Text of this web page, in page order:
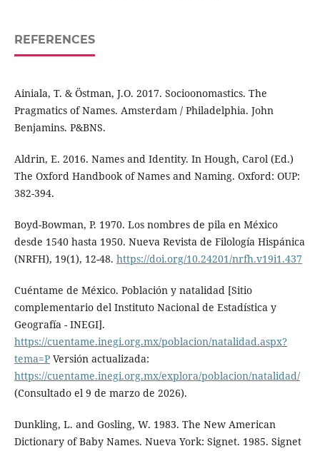
REFERENCES
Ainiala, T. & Östman, J.O. 2017. Socioonomastics. The
Pragmatics of Names. Amsterdam / Philadelphia. John
Benjamins. P&BNS.
Aldrin, E. 2016. Names and Identity. In Hough, Carol (Ed.)
The Oxford Handbook of Names and Naming. Oxford: OUP:
382-394.
Boyd-Bowman, P. 1970. Los nombres de pila en México
desde 1540 hasta 1950. Nueva Revista de Filología Hispánica
(NRFH), 19(1), 12-48. https://doi.org/10.24201/nrfh.v19i1.437
Cuéntame de México. Población y natalidad [Sitio
complementario del Instituto Nacional de Estadística y
Geografía - INEGI].
https://cuentame.inegi.org.mx/poblacion/natalidad.aspx?
tema=PVersión actualizada:
https://cuentame.inegi.org.mx/explora/poblacion/natalidad/
(Consultado el 9 de marzo de 2026).
Dunkling, L. and Gosling, W. 1983. The New American
Dictionary of Baby Names. Nueva York: Signet. 1985. Signet